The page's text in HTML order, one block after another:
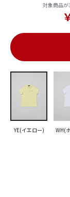
対象商品が
YE(イエロー) WH(